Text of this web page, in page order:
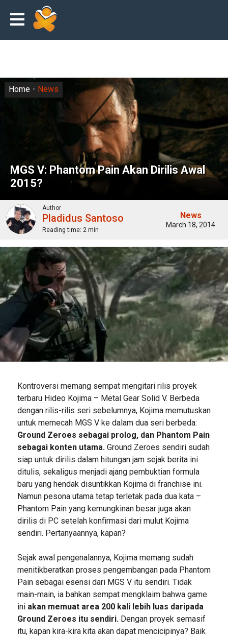
MGS V: Phantom Pain Akan Dirilis Awal
2015?
Home News
Author
Pladidus Santoso
Reading time: 2 min
News
March 18, 2014
Kontroversi memang sempat mengitari rilis proyek
terbaru Hideo Kojima – Metal Gear Solid V. Berbeda
dengan rilis-rilis seri sebelumnya, Kojima memutuskan
untuk memecah MGS V ke dalam dua seri berbeda:
Ground Zeroes sebagai prolog, dan Phantom Pain
sebagai konten utama.Ground Zeroes sendiri sudah
siap untuk dirilis dalam hitungan jam sejak berita ini
ditulis, sekaligus menjadi ajang pembuktian formula
baru yang hendak disuntikkan Kojima di franchise ini.
Namun pesona utama tetap terletak pada dua kata –
Phantom Pain yang kemungkinan besar juga akan
dirilis di PC setelah konfirmasi dari mulut Kojima
sendiri. Pertanyaannya, kapan?
Sejak awal pengenalannya, Kojima memang sudah
menitikberatkan proses pengembangan pada Phantom
Pain sebagai esensi dari MGS V itu sendiri. Tidak
main-main, ia bahkan sempat mengklaim bahwa game
ini akan memuat area 200 kali lebih luas daripada
Ground Zeroes itu sendiri.Dengan proyek semasif
itu, kapan kira-kira kita akan dapat mencicipinya? Baik